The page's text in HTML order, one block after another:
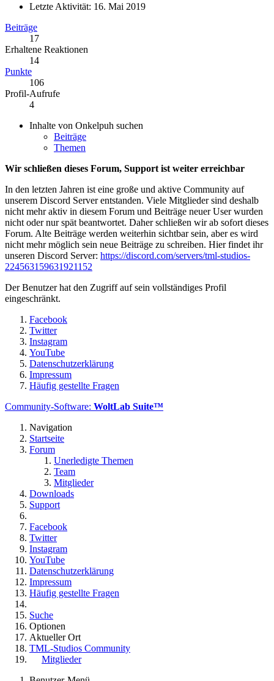
Letzte Aktivität: 16. Mai 2019
Beiträge
17
Erhaltene Reaktionen
14
Punkte
106
Profil-Aufrufe
4
Inhalte von Onkelpuh suchen
Beiträge
Themen
Wir schließen dieses Forum, Support ist weiter erreichbar
In den letzten Jahren ist eine große und aktive Community auf
unserem Discord Server entstanden. Viele Mitglieder sind deshalb
nicht mehr aktiv in diesem Forum und Beiträge neuer User wurden
nicht oder nur spät beantwortet. Daher schließen wir ab sofort dieses
Forum. Alte Beiträge werden weiterhin sichtbar sein, aber es wird
nicht mehr möglich sein neue Beiträge zu schreiben. Hier findet ihr
unseren Discord Server: https://discord.com/servers/tml-studios-
224563159631921152
Der Benutzer hat den Zugriff auf sein vollständiges Profil
eingeschränkt.
Facebook
Twitter
Instagram
YouTube
Datenschutzerklärung
Impressum
Häufig gestellte Fragen
Community-Software: WoltLab Suite™
Navigation
Startseite
Forum
Unerledigte Themen
Team
Mitglieder
Downloads
Support
Facebook
Twitter
Instagram
YouTube
Datenschutzerklärung
Impressum
Häufig gestellte Fragen
Suche
Optionen
Aktueller Ort
TML-Studios Community
Mitglieder